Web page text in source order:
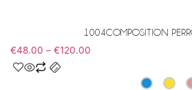
1004COMPOSITION
€48.00 – €120.00